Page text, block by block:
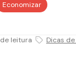
Economizar
leitura Dicas